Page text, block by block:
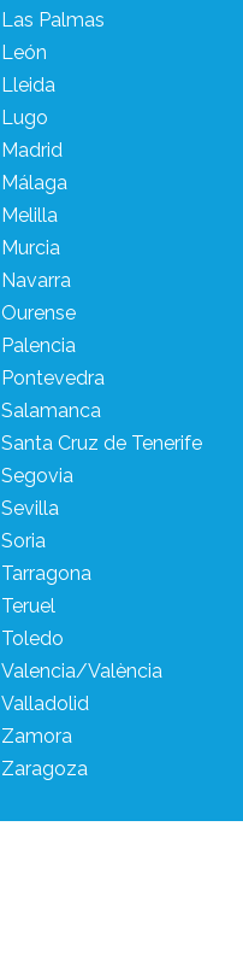
Las Palmas
León
Lleida
Lugo
Madrid
Málaga
Melilla
Murcia
Navarra
Ourense
Palencia
Pontevedra
Salamanca
Santa Cruz de Tenerife
Segovia
Sevilla
Soria
Tarragona
Teruel
Toledo
Valencia/València
Valladolid
Zamora
Zaragoza